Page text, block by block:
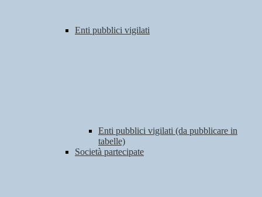
Enti pubblici vigilati
Enti pubblici vigilati (da pubblicare in
tabelle)
Società partecipate